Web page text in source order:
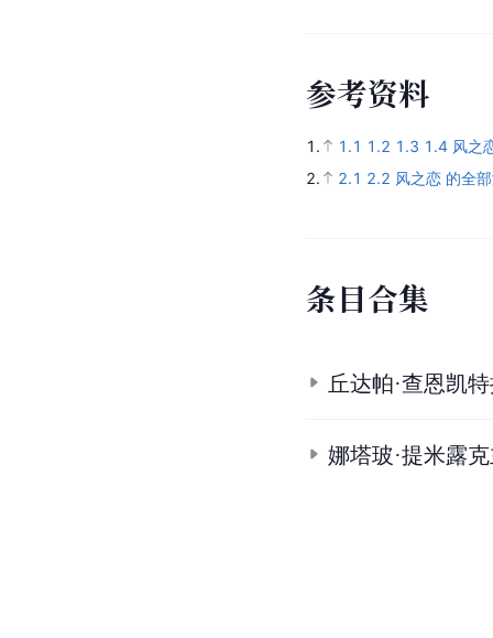
参考资料
1. 1.1 1.2 1.3 1.4 风之
2.
2.1 2.2 风之恋 的全
条目合集
丘达帕·查恩凯
娜塔玻·提米露